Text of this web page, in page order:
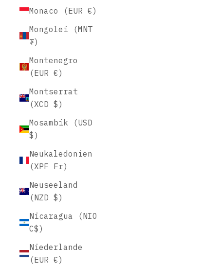
Monaco (EUR €)
Mongolei (MNT
₮)
Montenegro
(EUR €)
Montserrat
(XCD $)
Mosambik (USD
$)
Neukaledonien
(XPF Fr)
Neuseeland
(NZD $)
Nicaragua (NIO
C$)
Niederlande
(EUR €)